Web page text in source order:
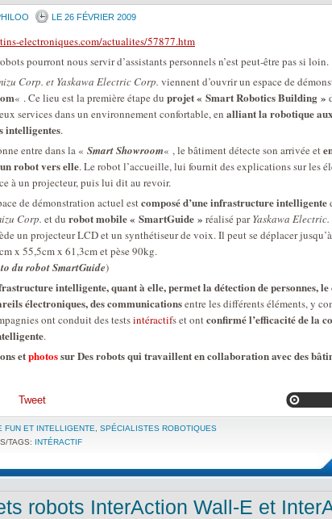
LE 26 FÉVRIER 2009
electroniques.com/actualites/57877.htm
pourront nous servir d’assistants personnels n’est peut-être pas si loin.
Corp. et Yaskawa Electric Corp. viennent d’ouvrir un espace de
« . Ce lieu est la première étape du projet « Smart Robotics Building »
services dans un environnement confortable, en alliant la robotique
intelligentes.
entre dans la « Smart Showroom« , le bâtiment détecte son arrivée et
robot vers elle. Le robot l’accueille, lui fournit des explications sur les
à un projecteur, puis lui dit au revoir.
de démonstration actuel estcomposé d’une infrastructure intelligente
Corp. et du robot mobile « SmartGuide » réalisé parYaskawa
un projecteur LCD et un synthétiseur de voix. Il peut se déplacer
x 55,5cm x 61,3cm et pèse 90kg.
du robot SmartGuide)
intelligente, quant à elle, permet la détection de personnes, le
électroniques, des communicationsentre les différents éléments, y
ont conduit des testsintéractifs et ontconfirmé l’efficacité de la
.
etphotossur Des robots qui travaillent en collaboration avec des
Tweet
FUN ET INTELLIGENTE
SPÉCIALISTES ROBOTIQUES
TAGS: INTÉRACTIF
robots InterAction Wall-E et